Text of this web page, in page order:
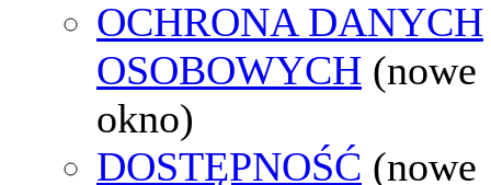
OCHRONA DANYCH
OSOBOWYCH (nowe
okno)
DOSTĘPNOŚĆ (nowe